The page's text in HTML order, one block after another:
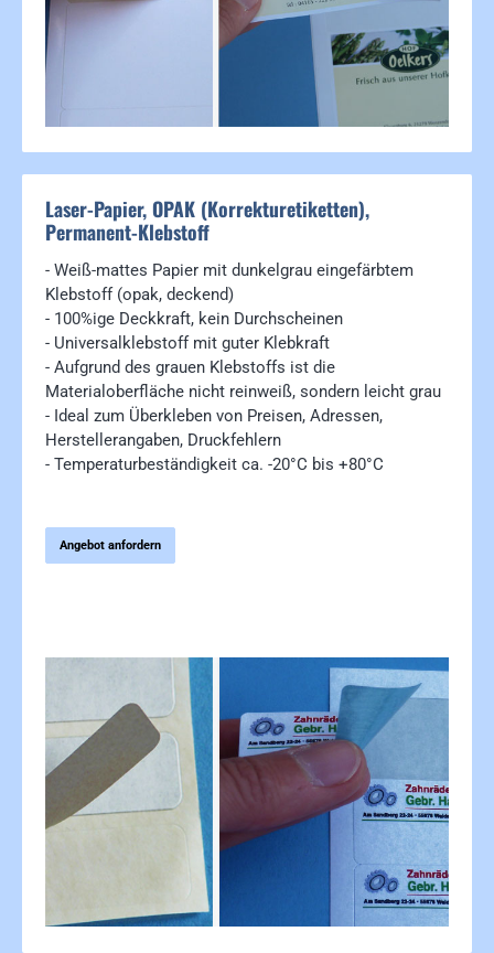
Laser-Papier, OPAK (Korrekturetiketten),
Permanent-Klebstoff
- Weiß-mattes Papier mit dunkelgrau eingefärbtem
Klebstoff (opak, deckend)
- 100%ige Deckkraft, kein Durchscheinen
- Universalklebstoff mit guter Klebkraft
- Aufgrund des grauen Klebstoffs ist die
Materialoberfläche nicht reinweiß, sondern leicht grau
- Ideal zum Überkleben von Preisen, Adressen,
Herstellerangaben, Druckfehlern
- Temperaturbeständigkeit ca. -20°C bis +80°C
Angebot anfordern
Bildergalerie überspringen